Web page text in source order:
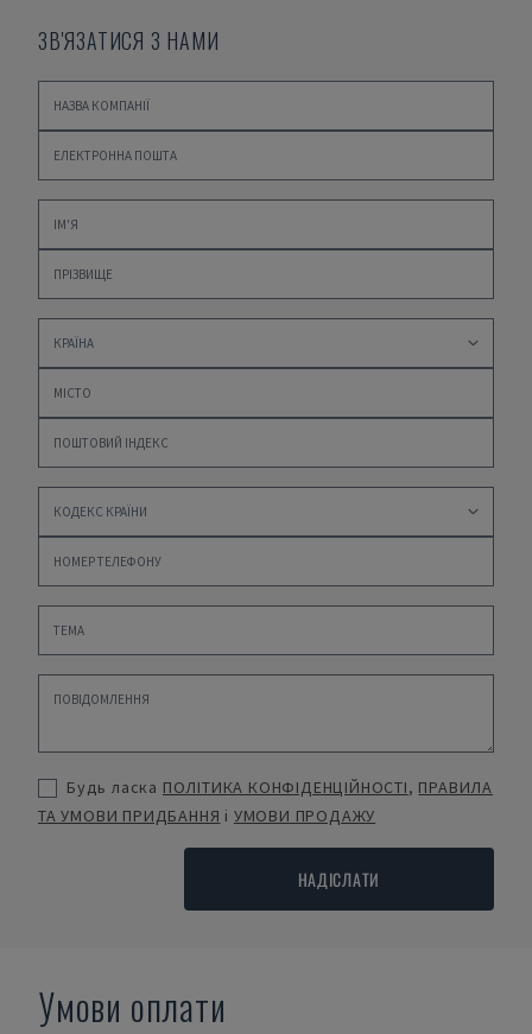
ЗВ'ЯЗАТИСЯ З НАМИ
Будь ласка ПОЛІТИКА КОНФІДЕНЦІЙНОСТІ, ПРАВИЛА
ТА УМОВИ ПРИДБАННЯ і УМОВИ ПРОДАЖУ
НАДІСЛАТИ
Умови оплати